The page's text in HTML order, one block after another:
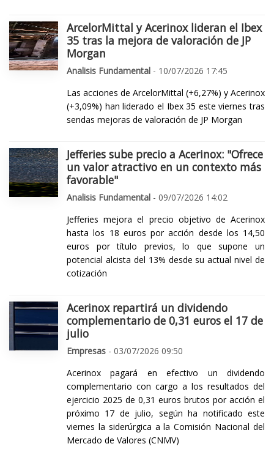
ArcelorMittal y Acerinox lideran el Ibex
35 tras la mejora de valoración de JP
Morgan
Analisis Fundamental - 10/07/2026 17:45
Las acciones de ArcelorMittal (+6,27%) y Acerinox
(+3,09%) han liderado el Ibex 35 este viernes tras
sendas mejoras de valoración de JP Morgan
Jefferies sube precio a Acerinox: "Ofrece
un valor atractivo en un contexto más
favorable"
Analisis Fundamental - 09/07/2026 14:02
Jefferies mejora el precio objetivo de Acerinox
hasta los 18 euros por acción desde los 14,50
euros por título previos, lo que supone un
potencial alcista del 13% desde su actual nivel de
cotización
Acerinox repartirá un dividendo
complementario de 0,31 euros el 17 de
julio
Empresas - 03/07/2026 09:50
Acerinox pagará en efectivo un dividendo
complementario con cargo a los resultados del
ejercicio 2025 de 0,31 euros brutos por acción el
próximo 17 de julio, según ha notificado este
viernes la siderúrgica a la Comisión Nacional del
Mercado de Valores (CNMV)